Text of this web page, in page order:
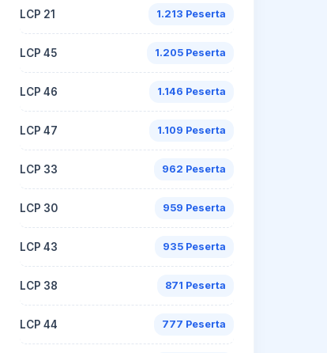
LCP 21 1.213 Peserta
LCP 45 1.205 Peserta
LCP 46 1.146 Peserta
LCP 47 1.109 Peserta
LCP 33 962 Peserta
LCP 30 959 Peserta
LCP 43 935 Peserta
LCP 38 871 Peserta
LCP 44 777 Peserta